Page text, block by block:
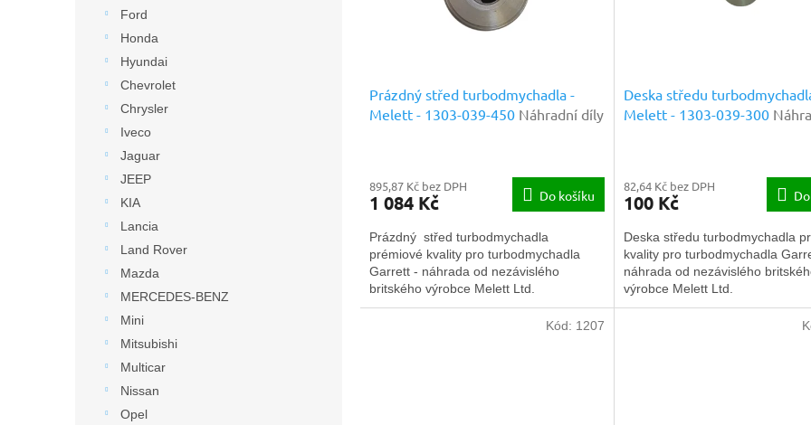
Ford
Honda
Hyundai
Chevrolet
Chrysler
Iveco
Jaguar
JEEP
KIA
Lancia
Land Rover
Mazda
MERCEDES-BENZ
Mini
Mitsubishi
Multicar
Nissan
Opel
Prázdný střed turbodmychadla -
Melett - 1303-039-450 Náhradní díly
895,87 Kč bez DPH
1 084 Kč Do košíku
Prázdný střed turbodmychadla
prémiové kvality pro turbodmychadla
Garrett - náhrada od nezávislého
britského výrobce Melett Ltd.
Deska středu
Melett - 1303-039-300
82,64 Kč bez DPH
100 Kč
Deska středu turbodmychadla
kvality pro turbodmychadla
náhrada od nezávislého
výrobce Melett Ltd.
Kód: 1207